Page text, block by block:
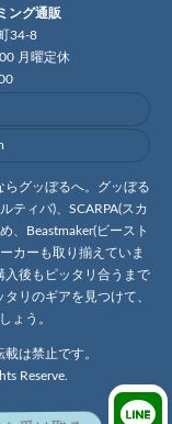
ング通販
34-8
月曜定休
グッぼるへ。グッぼる
ティバ)、SCARPA(スカ
、Beastmaker(ビースト
カーも取り揃えていま
入後もピッタリ合うまで
リのギアを見つけて、
ょう。
は禁止です。
Reserve.